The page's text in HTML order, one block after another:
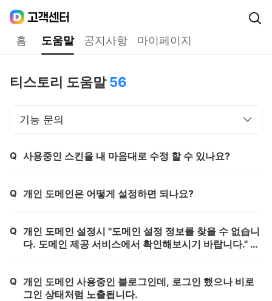
홈 도움말 공지사항 마이페이지
티스토리 도움말 56
기능 문의
Q 사용중인 스킨을 내 마음대로 수정 할 수 있나요?
Q 개인 도메인은 어떻게 설정하면 되나요?
Q 개인 도메인 설정시 "도메인 설정 정보를 찾을 수 없습니
다. 도메인 제공 서비스에서 확인해보시기 바랍니다." 문
Q 개인 도메인 사용중인 블로그인데, 로그인 했으나 비로
그인 상태처럼 노출됩니다.